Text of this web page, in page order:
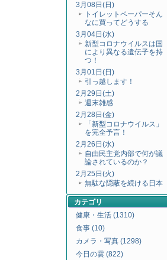
3月08日(日)
トイレットペーパーそん
なに買ってどうする
3月04日(水)
新型コロナウイルスは国
により異なる遺伝子を持
つ！
3月01日(日)
引っ越します！
2月29日(土)
週末雑感
2月28日(金)
「新型コロナウイルス」
を完全予言！
2月26日(水)
自由民主党内部で何が議
論されているのか？
2月25日(火)
無駄な隠蔽を続ける日本
カテゴリ
健康・生活 (1310)
食事 (10)
カメラ・写真 (1298)
今日の雲 (822)